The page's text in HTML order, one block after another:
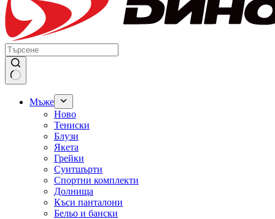
Мъже
Ново
Тениски
Блузи
Якета
Грейки
Суитшърти
Спортни комплекти
Долнища
Къси панталони
Бельо и бански